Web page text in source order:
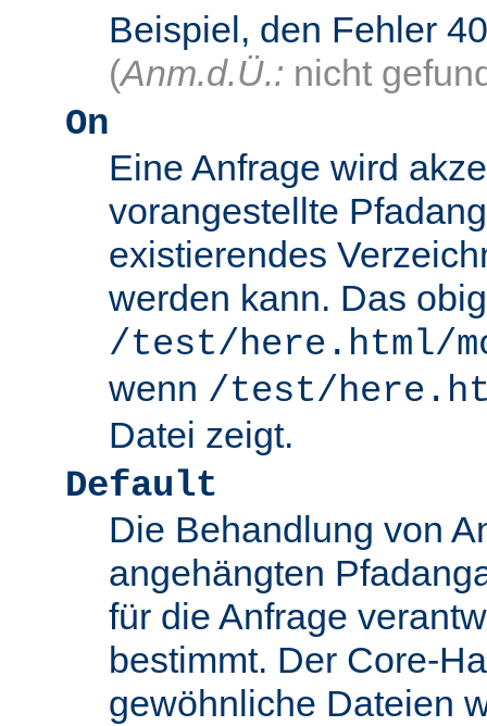
Beispiel, den Fehler
(Anm.d.Ü.: nicht
On
Eine Anfrage wird
vorangestellte
existierendes
werden kann. Das
/test/here.html/
wenn /test/
Datei zeigt.
Default
Die Behandlung von
angehängten
für die Anfrage
bestimmt. Der Core-
gewöhnliche Dateien